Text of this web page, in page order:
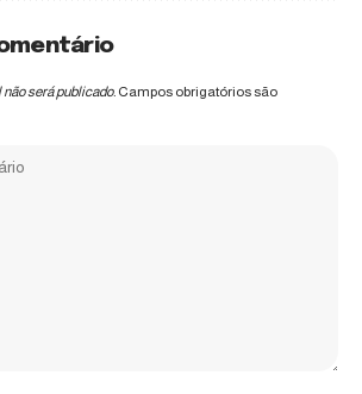
será publicado. Campos obrigatórios são